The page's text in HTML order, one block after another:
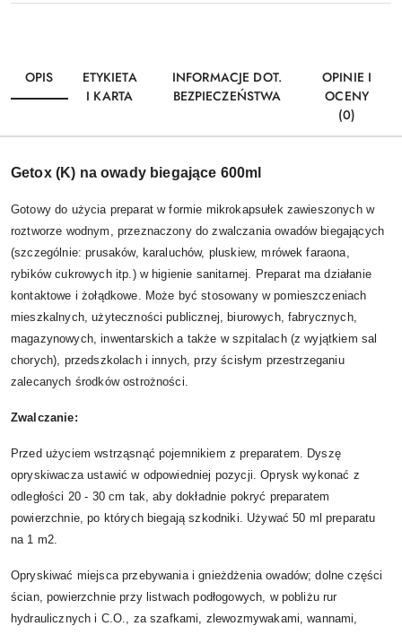
OPIS
ETYKIETA
I KARTA
INFORMACJE DOT.
BEZPIECZEŃSTWA
OPINIE I
OCENY
(0)
Getox (K) na owady biegające 600ml
Gotowy do użycia preparat w formie mikrokapsułek zawieszonych w
roztworze wodnym, przeznaczony do zwalczania owadów biegających
(szczególnie: prusaków, karaluchów, pluskiew, mrówek faraona,
rybików cukrowych itp.) w higienie sanitarnej. Preparat ma działanie
kontaktowe i żołądkowe. Może być stosowany w pomieszczeniach
mieszkalnych, użyteczności publicznej, biurowych, fabrycznych,
magazynowych, inwentarskich a także w szpitalach (z wyjątkiem sal
chorych), przedszkolach i innych, przy ścisłym przestrzeganiu
zalecanych środków ostrożności.
Zwalczanie:
Przed użyciem wstrząsnąć pojemnikiem z preparatem. Dyszę
opryskiwacza ustawić w odpowiedniej pozycji. Oprysk wykonać z
odległości 20 - 30 cm tak, aby dokładnie pokryć preparatem
powierzchnie, po których biegają szkodniki. Używać 50 ml preparatu
na 1 m2.
Opryskiwać miejsca przebywania i gnieżdżenia owadów; dolne części
ścian, powierzchnie przy listwach podłogowych, w pobliżu rur
hydraulicznych i C.O., za szafkami, zlewozmywakami, wannami,